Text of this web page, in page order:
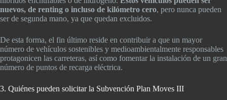
nuevos, de renting o incluso de kilómetro cero, pero nunca pueden
ser de segunda mano, ya que quedan excluidos.
De esta forma, el fin último reside en contribuir a que un mayor
número de vehículos sostenibles y medioambientalmente responsables
protagonicen las carreteras, así como fomentar la instalación de un gran
número de puntos de recarga eléctrica.
3. Quiénes pueden solicitar la Subvención Plan Moves III